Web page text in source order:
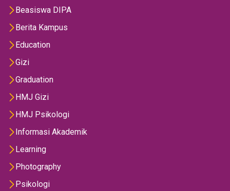
Beasiswa DIPA
Berita Kampus
Education
Gizi
Graduation
HMJ Gizi
HMJ Psikologi
Informasi Akademik
Learning
Photography
Psikologi